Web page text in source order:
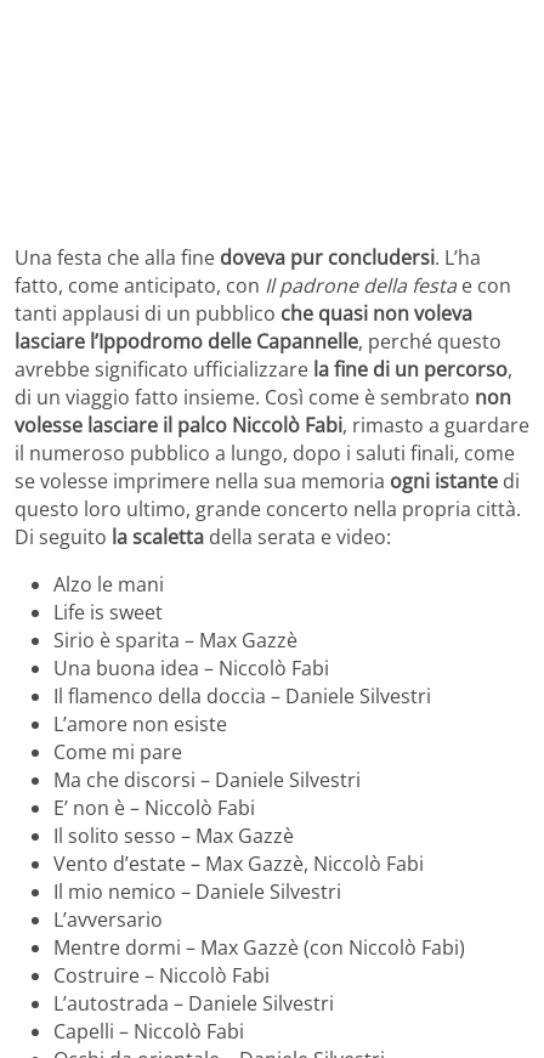
Una festa che alla fine doveva pur concludersi. L’ha
fatto, come anticipato, con Il padrone della festa e con
tanti applausi di un pubblico che quasi non voleva
lasciare l’Ippodromo delle Capannelle, perché questo
avrebbe significato ufficializzare la fine di un percorso,
di un viaggio fatto insieme. Così come è sembrato non
volesse lasciare il palco Niccolò Fabi, rimasto a guardare
il numeroso pubblico a lungo, dopo i saluti finali, come
se volesse imprimere nella sua memoria ogni istante di
questo loro ultimo, grande concerto nella propria città.
Di seguito la scaletta della serata e video:
Alzo le mani
Life is sweet
Sirio è sparita – Max Gazzè
Una buona idea – Niccolò Fabi
Il flamenco della doccia – Daniele Silvestri
L’amore non esiste
Come mi pare
Ma che discorsi – Daniele Silvestri
E’ non è – Niccolò Fabi
Il solito sesso – Max Gazzè
Vento d’estate – Max Gazzè, Niccolò Fabi
Il mio nemico – Daniele Silvestri
L’avversario
Mentre dormi – Max Gazzè (con Niccolò Fabi)
Costruire – Niccolò Fabi
L’autostrada – Daniele Silvestri
Capelli – Niccolò Fabi